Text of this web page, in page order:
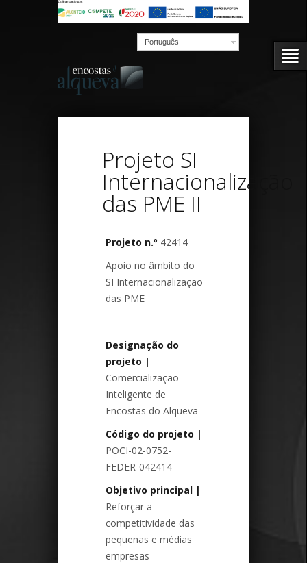
Português
Projeto SI
Internacionalização
das PME II
Projeto n.º 42414
Apoio no âmbito do
SI Internacionalização
das PME
Designação do
projeto |
Comercialização
Inteligente de
Encostas do Alqueva
Código do projeto |
POCI-02-0752-
FEDER-042414
Objetivo principal |
Reforçar a
competitividade das
pequenas e médias
empresas